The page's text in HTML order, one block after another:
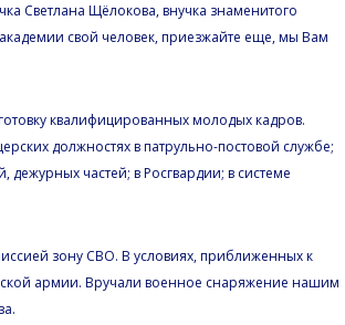
Светлана Щёлокова, внучка знаменитого
свой человек, приезжайте еще, мы Вам
квалифицированных молодых кадров.
должностях в патрульно-постовой службе;
частей; в Росгвардии; в системе
зону СВО. В условиях, приближенных к
армии. Вручали военное снаряжение нашим